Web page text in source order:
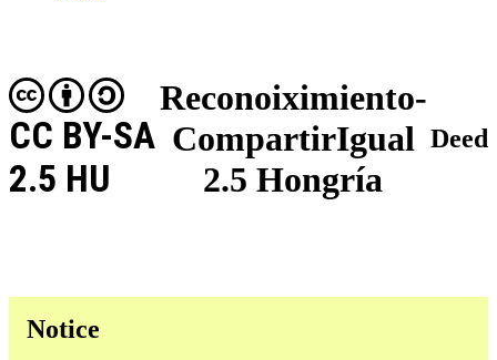
Reconoiximiento-
CompartirIgual
2.5 Hongría
CC BY-SA
2.5 HU
Deed
Notice